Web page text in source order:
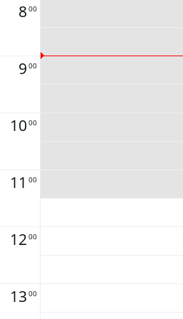
8 00
9 00
10 00
11 00
12 00
13 00